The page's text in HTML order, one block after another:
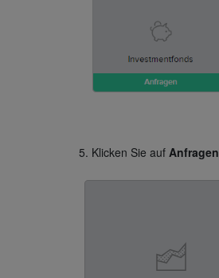
5. Klicken Sie auf Anfragen